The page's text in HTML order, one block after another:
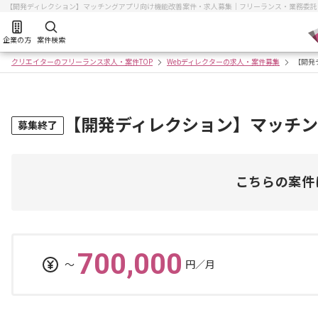
【開発ディレクション】マッチングアプリ向け機能改善案件・求人募集｜フリーランス・業務委
企業の方 案件検索
クリエイターのフリーランス求人・案件TOP Webディレクターの求人・案件募集 【開
募集終了 【開発ディレクション】マッチ
こちらの案
〜 700,000 円／月